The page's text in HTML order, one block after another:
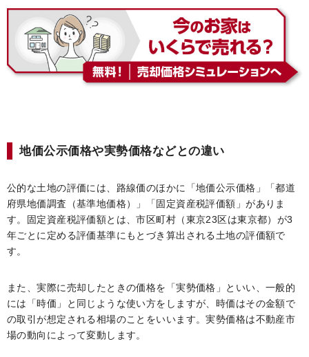
地価公示価格や実勢価格などとの違い
公的な土地の評価には、路線価のほかに「地価公示価格」「都道
府県地価調査（基準地価格）」「固定資産税評価額」がありま
す。固定資産税評価額とは、市区町村（東京23区は東京都）が3
年ごとに定める評価基準にもとづき算出される土地の評価額で
す。
また、実際に売却したときの価格を「実勢価格」といい、一般的
には「時価」と同じような使い方をしますが、時価はその金額で
の取引が想定される相場のことをいいます。実勢価格は不動産市
場の動向によって変動します。